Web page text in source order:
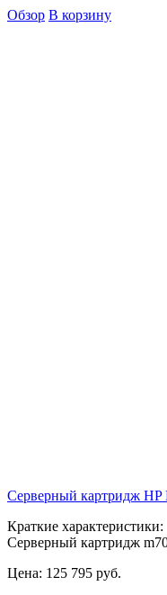
Обзор В корзину
Серверный картридж HP
Краткие характеристики:
Серверный картридж
Цена: 125 795 руб.